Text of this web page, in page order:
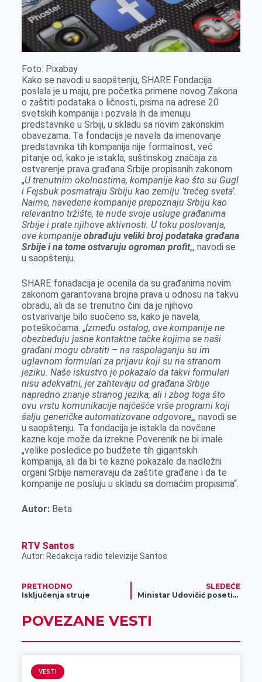
Foto: Pixabay
Kako se navodi u saopštenju, SHARE Fondacija
poslala je u maju, pre početka primene novog Zakona
o zaštiti podataka o ličnosti, pisma na adrese 20
svetskih kompanija i pozvala ih da imenuju
predstavnike u Srbiji, u skladu sa novim zakonskim
obavezama. Ta fondacija je navela da imenovanje
predstavnika tih kompanija nije formalnost, već
pitanje od, kako je istakla, suštinskog značaja za
ostvarenje prava građana Srbije propisanih zakonom.
„U trenutnim okolnostima, kompanije kao što su Gugl
i Fejsbuk posmatraju Srbiju kao zemlju ‘trećeg sveta’.
Naime, navedene kompanije prepoznaju Srbiju kao
relevantno tržište, te nude svoje usluge građanima
Srbije i prate njihove aktivnosti. U toku poslovanja,
ove kompanije obrađuju veliki broj podataka građana
Srbije i na tome ostvaruju ogroman profit„, navodi se
u saopštenju.
SHARE fonadacija je ocenila da su građanima novim
zakonom garantovana brojna prava u odnosu na takvu
obradu, ali da se trenutno čini da je njihovo
ostvarivanje bilo suočeno sa, kako je navela,
poteškoćama. „Između ostalog, ove kompanije ne
obezbeđuju jasne kontaktne tačke kojima se naši
građani mogu obratiti – na raspolaganju su im
uglavnom formulari za prijavu koji su na stranom
jeziku. Naše iskustvo je pokazalo da takvi formulari
nisu adekvatni, jer zahtevaju od građana Srbije
napredno znanje stranog jezika, ali i zbog toga što
ovu vrstu komunikacije najčešće vrše programi koji
šalju generičke automatizovane odgovore„, navodi se
u saopštenju. Ta fondacija je istakla da novčane
kazne koje može da izrekne Poverenik ne bi imale
„velike posledice po budžete tih gigantskih
kompanija, ali da bi te kazne pokazale da nadležni
organi Srbije nameravaju da zaštite građane i da te
kompanije ne posluju u skladu sa domaćim propisima“.
Autor: Beta
RTV Santos
Autor: Redakcija radio televizije Santos
PRETHODNO
Isključenja struje
SLEDEĆE
Ministar Udovičić posetio opštinu Nova Crnja
POVEZANE VESTI
VESTI